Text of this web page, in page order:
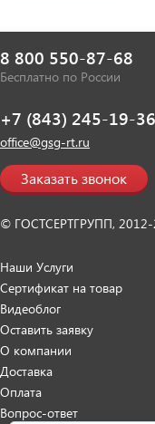
8 800 550-87-68
Бесплатно по России
+7 (843) 245-19-36
office@gsg-rt.ru
Заказать звонок
© ГОСТСЕРТГРУПП, 2012-
Наши Услуги
Сертификат на товар
Видеоблог
Оставить заявку
О компании
Доставка
Оплата
Вопрос-ответ